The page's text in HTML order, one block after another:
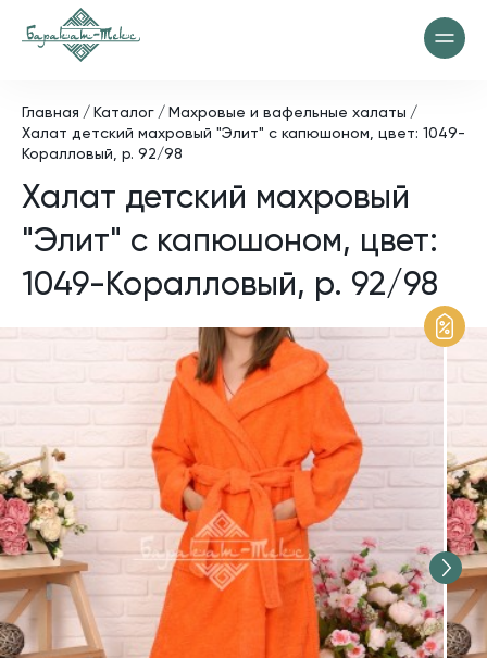
Главная Каталог
Махровые и вафельные халаты
Халат детский махровый "Элит" с капюшоном, цвет: 1049-
Коралловый, р. 92/98
Халат детский махровый
"Элит" с капюшоном, цвет:
1049-Коралловый, р. 92/98